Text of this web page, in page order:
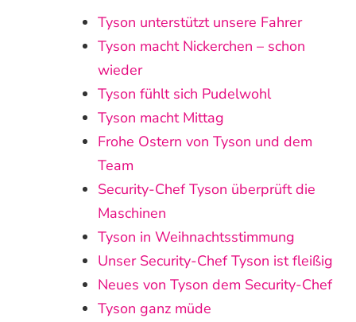
Tyson unterstützt unsere Fahrer
Tyson macht Nickerchen – schon
wieder
Tyson fühlt sich Pudelwohl
Tyson macht Mittag
Frohe Ostern von Tyson und dem
Team
Security-Chef Tyson überprüft die
Maschinen
Tyson in Weihnachtsstimmung
Unser Security-Chef Tyson ist fleißig
Neues von Tyson dem Security-Chef
Tyson ganz müde